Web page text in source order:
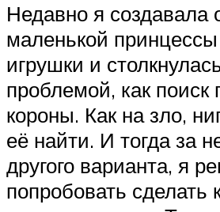
Недавно я создавала
маленькой
игрушки и
проблемой, как поиск
короны. Как на зло,
её найти. И тогда за
другого варианта, я
попробовать сделать